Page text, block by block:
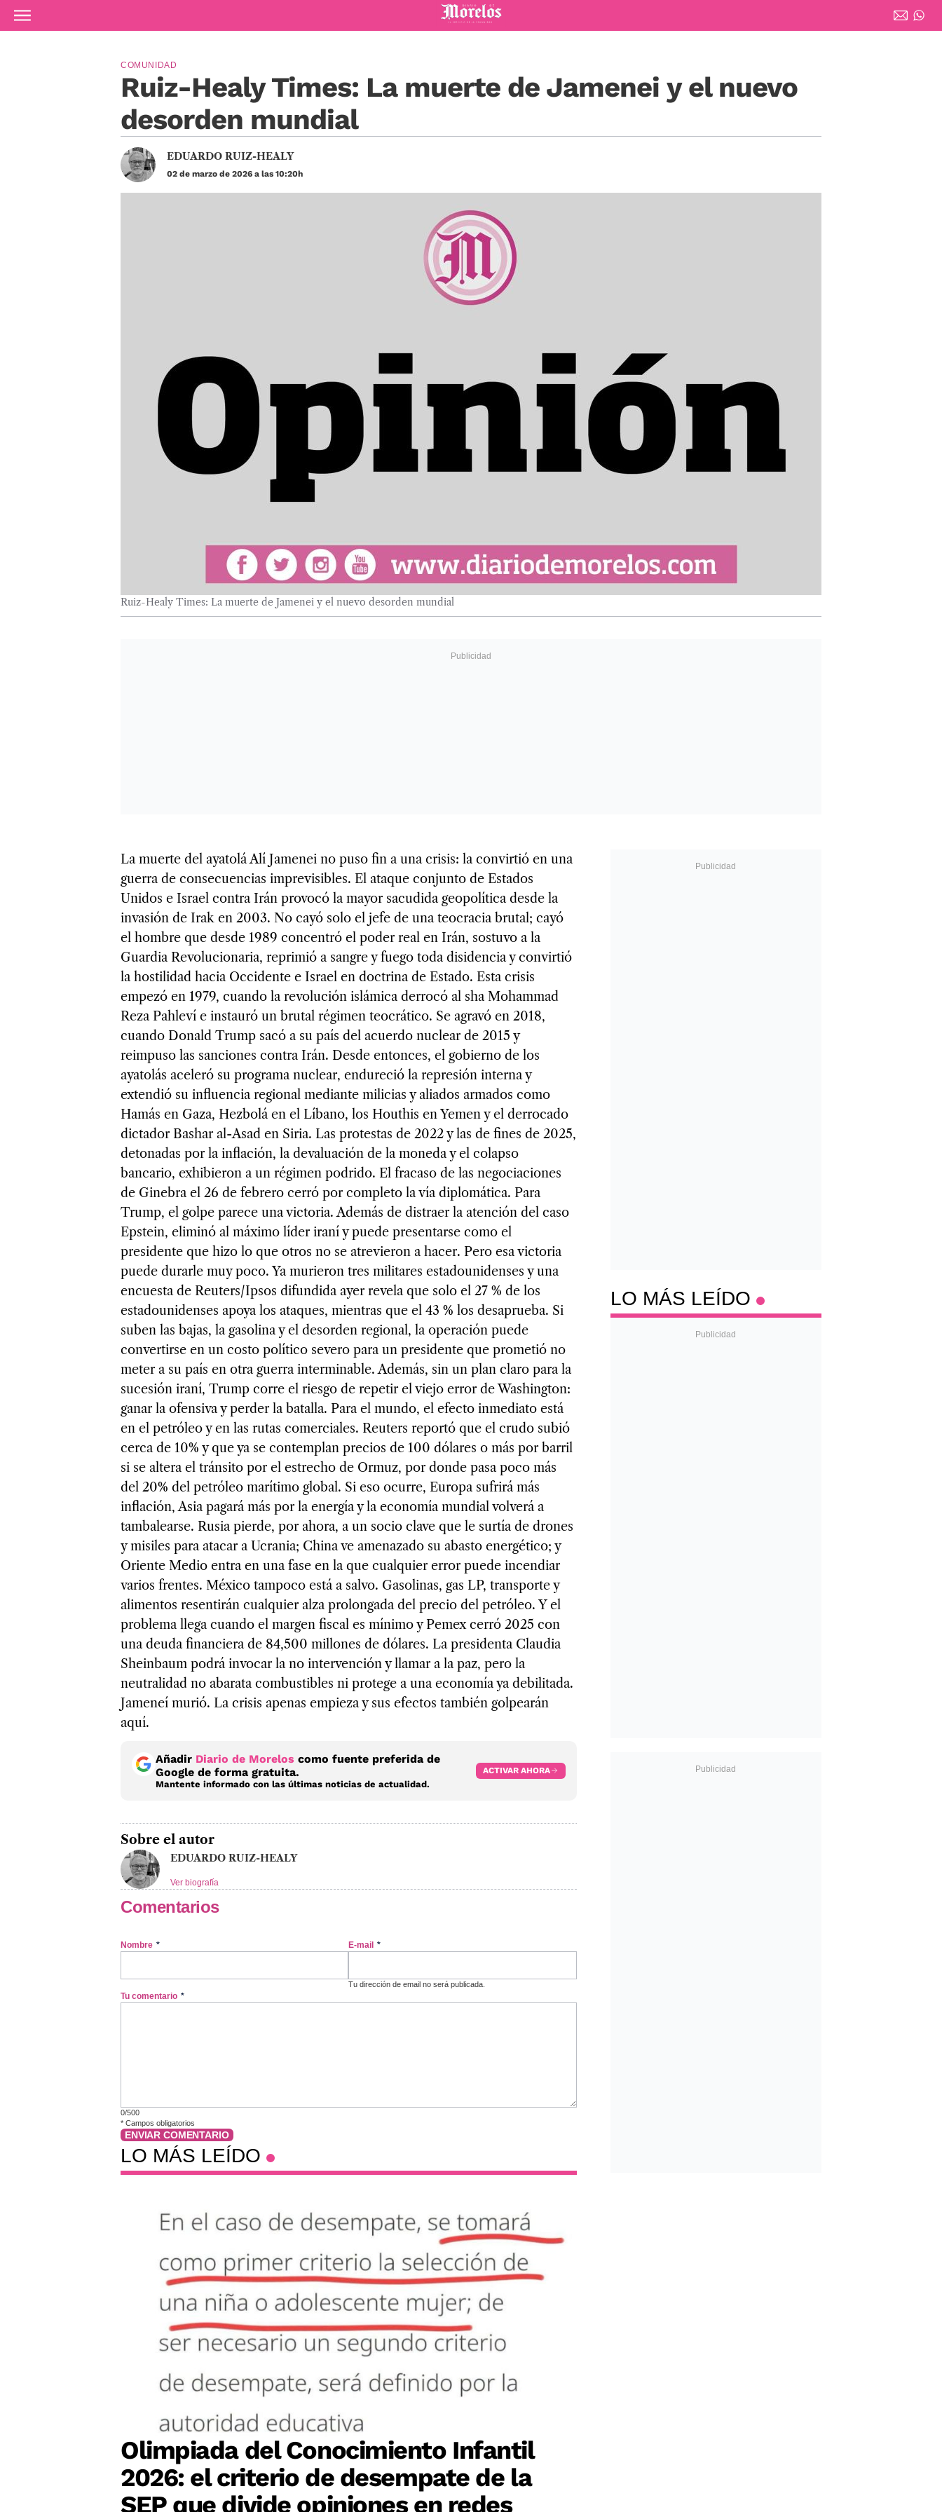
Ir al contenido principal
Diario de Morelos
Ruiz-Healy Times: La muerte de Jamenei y el nuevo
desorden mundial
COMUNIDAD
EDUARDO RUIZ-HEALY
02 de marzo de 2026 a las 10:20h
Ruiz-Healy Times: La muerte de Jamenei y el nuevo desorden mundial
La muerte del ayatolá Alí Jamenei no puso fin a una crisis: la convirtió en una
guerra de consecuencias imprevisibles. El ataque conjunto de Estados
Unidos e Israel contra Irán provocó la mayor sacudida geopolítica desde la
invasión de Irak en 2003. No cayó solo el jefe de una teocracia brutal; cayó
el hombre que desde 1989 concentró el poder real en Irán, sostuvo a la
Guardia Revolucionaria, reprimió a sangre y fuego toda disidencia y convirtió
la hostilidad hacia Occidente e Israel en doctrina de Estado. Esta crisis
empezó en 1979, cuando la revolución islámica derrocó al sha Mohammad
Reza Pahleví e instauró un brutal régimen teocrático. Se agravó en 2018,
cuando Donald Trump sacó a su país del acuerdo nuclear de 2015 y
reimpuso las sanciones contra Irán. Desde entonces, el gobierno de los
ayatolás aceleró su programa nuclear, endureció la represión interna y
extendió su influencia regional mediante milicias y aliados armados como
Hamás en Gaza, Hezbolá en el Líbano, los Houthis en Yemen y el derrocado
dictador Bashar al-Asad en Siria. Las protestas de 2022 y las de fines de 2025,
detonadas por la inflación, la devaluación de la moneda y el colapso
bancario, exhibieron a un régimen podrido. El fracaso de las negociaciones
de Ginebra el 26 de febrero cerró por completo la vía diplomática. Para
Trump, el golpe parece una victoria. Además de distraer la atención del caso
Epstein, eliminó al máximo líder iraní y puede presentarse como el
presidente que hizo lo que otros no se atrevieron a hacer. Pero esa victoria
puede durarle muy poco. Ya murieron tres militares estadounidenses y una
encuesta de Reuters/Ipsos difundida ayer revela que solo el 27 % de los
estadounidenses apoya los ataques, mientras que el 43 % los desaprueba. Si
suben las bajas, la gasolina y el desorden regional, la operación puede
convertirse en un costo político severo para un presidente que prometió no
meter a su país en otra guerra interminable. Además, sin un plan claro para la
sucesión iraní, Trump corre el riesgo de repetir el viejo error de Washington:
ganar la ofensiva y perder la batalla. Para el mundo, el efecto inmediato está
en el petróleo y en las rutas comerciales. Reuters reportó que el crudo subió
cerca de 10% y que ya se contemplan precios de 100 dólares o más por barril
si se altera el tránsito por el estrecho de Ormuz, por donde pasa poco más
del 20% del petróleo marítimo global. Si eso ocurre, Europa sufrirá más
inflación, Asia pagará más por la energía y la economía mundial volverá a
tambalearse. Rusia pierde, por ahora, a un socio clave que le surtía de drones
y misiles para atacar a Ucrania; China ve amenazado su abasto energético; y
Oriente Medio entra en una fase en la que cualquier error puede incendiar
varios frentes. México tampoco está a salvo. Gasolinas, gas LP, transporte y
alimentos resentirán cualquier alza prolongada del precio del petróleo. Y el
problema llega cuando el margen fiscal es mínimo y Pemex cerró 2025 con
una deuda financiera de 84,500 millones de dólares. La presidenta Claudia
Sheinbaum podrá invocar la no intervención y llamar a la paz, pero la
neutralidad no abarata combustibles ni protege a una economía ya debilitada.
Jameneí murió. La crisis apenas empieza y sus efectos también golpearán
aquí.
Añadir Diario de Morelos como fuente preferida de
Google de forma gratuita.
Mantente informado con las últimas noticias de actualidad.
ACTIVAR AHORA
Sobre el autor
EDUARDO RUIZ-HEALY
Ver biografía
Comentarios
Nombre * E-mail *
Tu dirección de email no será publicada.
Tu comentario *
0/500
* Campos obligatorios
ENVIAR COMENTARIO
LO MÁS LEÍDO
Olimpiada del Conocimiento Infantil
2026: el criterio de desempate de la
SEP que divide opiniones en redes
LO MÁS LEÍDO